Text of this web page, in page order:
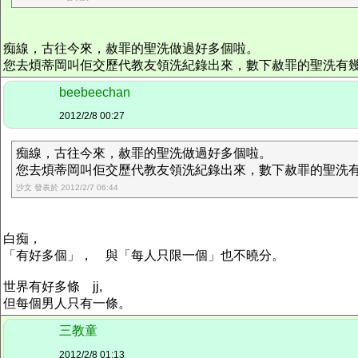
痴線，古往今來，赦罪的聖洗做過好多個啦。
您去煩蒂岡叫佢交歷代教友領洗紀錄出來，數下赦罪的聖洗有
beebeechan
2012/2/8 00:27
痴線，古往今來，赦罪的聖洗做過好多個啦。
您去煩蒂岡叫佢交歷代教友領洗紀錄出來，數下赦罪的聖洗
沙文 發表於 2012/2/7 06:44
白痴，
「有好多個」， 與「每人只限一個」也不曉分。
世界有好多條 jj,
但每個男人只有一條。
三教童
2012/2/8 01:13